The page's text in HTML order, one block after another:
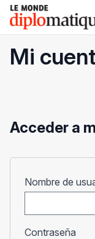
Skip
content
Le monde
Mi
Acceder a
Nombre de
Contraseña